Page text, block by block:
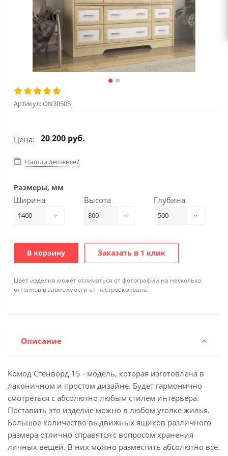
Артикул:ON30505
Цена: 20 200 руб.
Нашли дешевле?
Размеры, мм
Ширина
1400
Высота
800
Глубина
500
В корзину Заказать в 1 клик
Цвет изделия может отличаться от фотографии на несколько
оттенков в зависимости от настроек экрана.
Описание
Комод Стенворд 15 - модель, которая изготовлена в
лаконичном и простом дизайне. Будет гармонично
смотреться с абсолютно любым стилем интерьера.
Поставить это изделие можно в любом уголке жилья.
Большое количество выдвижных ящиков различного
размера отлично справятся с вопросом хранения
личных вещей. В них можно разместить абсолютно всё.